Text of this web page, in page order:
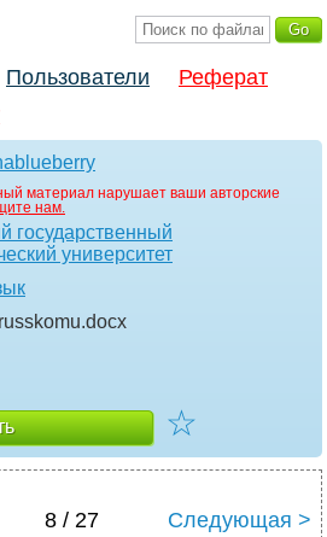
Пользователи
Реферат
материал нарушает ваши авторские
нам.
государственный
университет
.docx
☆
8 / 27 Следующая >